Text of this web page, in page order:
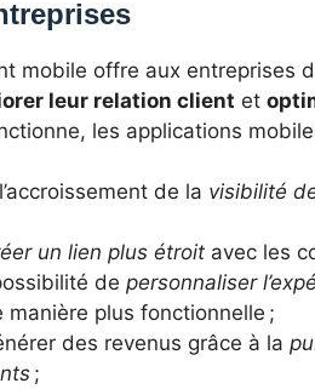
mobile offre aux entreprises
leur relation client et
les applications
de la visibilité
un lien plus étroit avec les
de personnaliser
manière plus fonctionnelle ;
des revenus grâce à la
;